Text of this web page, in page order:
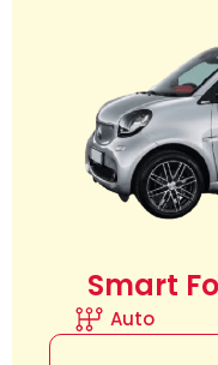
Smart
Auto